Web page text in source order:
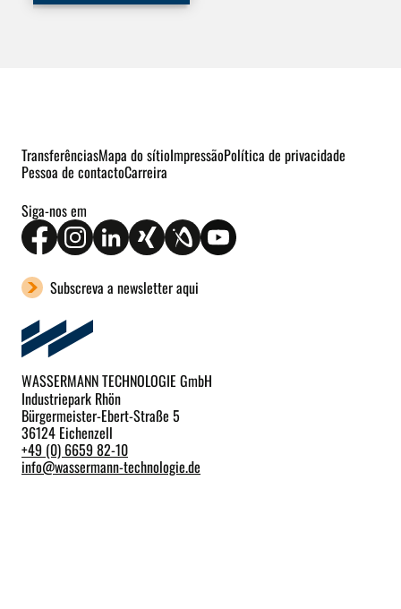
TransferênciasMapa do sítioImpressãoPolítica de privacidade
Pessoa de contactoCarreira
Siga-nos em
Subscreva a newsletter aqui
WASSERMANN TECHNOLOGIE GmbH
Industriepark Rhön
Bürgermeister-Ebert-Straße 5
36124 Eichenzell
+49 (0) 6659 82-10
info@wassermann-technologie.de